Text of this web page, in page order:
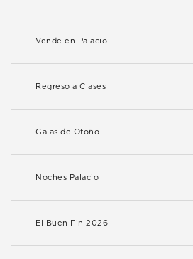
Vende en Palacio
Regreso a Clases
Galas de Otoño
Noches Palacio
El Buen Fin 2026